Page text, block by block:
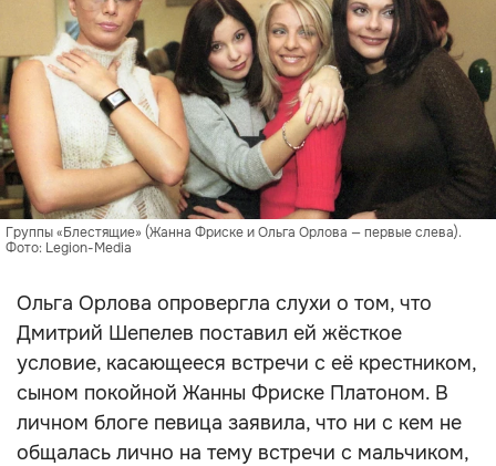
Группы «Блестящие» (Жанна Фриске и Ольга Орлова — первые слева).
Фото: Legion-Media
Ольга Орлова опровергла слухи о том, что
Дмитрий Шепелев поставил ей жёсткое
условие, касающееся встречи с её крестником,
сыном покойной Жанны Фриске Платоном. В
личном блоге певица заявила, что ни с кем не
общалась лично на тему встречи с мальчиком,